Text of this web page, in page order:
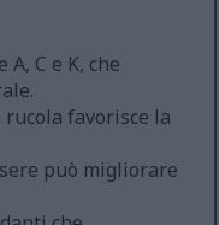
C e K, che
favorisce la
può migliorare